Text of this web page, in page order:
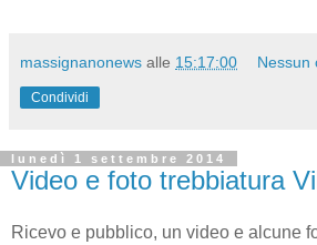
massignanonews alle 15:17:00 Nessun
Condividi
lunedì 1 settembre 2014
Video e foto trebbiatura
Ricevo e pubblico, un video e alcune